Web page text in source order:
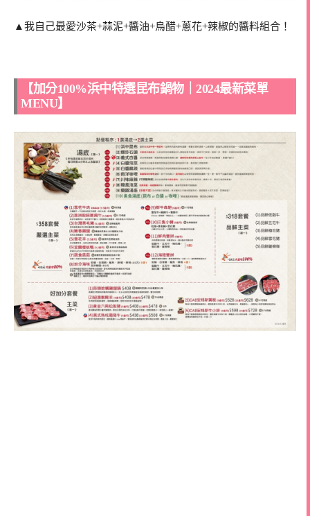
▲我自己最愛沙茶+蒜泥+醬油+烏醋+蔥花+辣椒的醬料組合！
【加分100%浜中特選昆布鍋物｜2024最新菜單
MENU】